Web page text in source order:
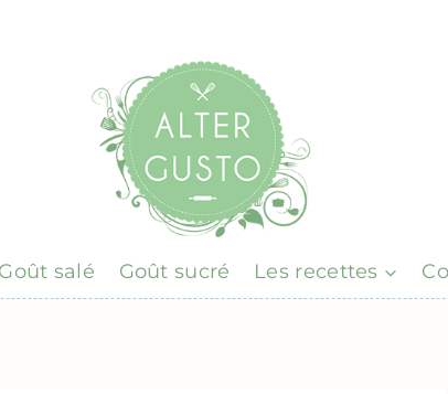
Goût salé Goût sucré Les recettes